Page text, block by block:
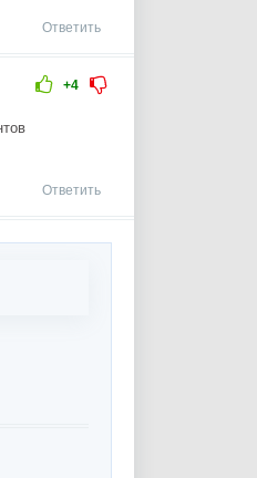
Ответить
+4
Ответить